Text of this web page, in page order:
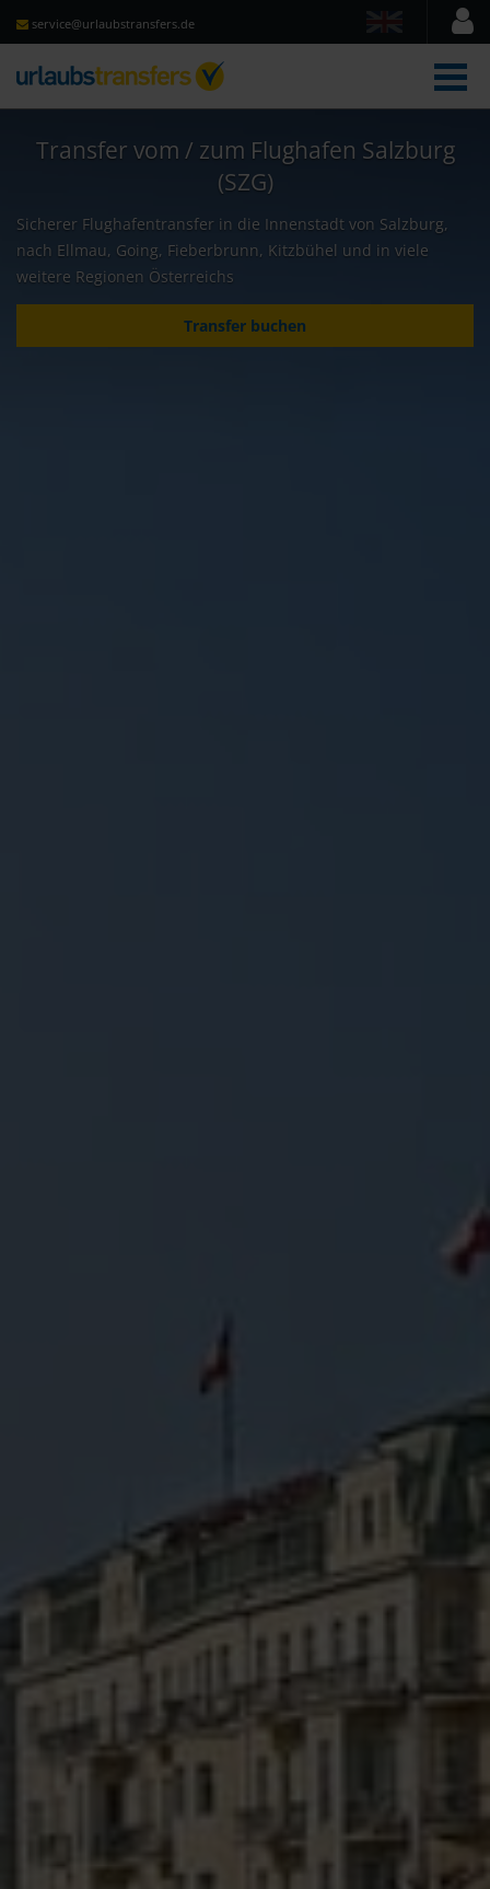
service@urlaubstransfers.de
Transfer vom / zum Flughafen Salzburg
(SZG)
Sicherer Flughafentransfer in die Innenstadt von Salzburg,
nach Ellmau, Going, Fieberbrunn, Kitzbühel und in viele
weitere Regionen Österreichs
Transfer buchen